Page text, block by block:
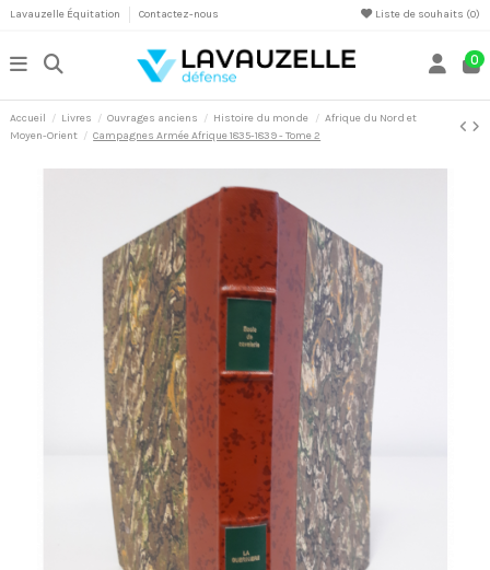
Lavauzelle Équitation Contactez-nous Liste de souhaits (0)
0
Accueil Livres Ouvrages anciens Histoire du monde
Afrique du Nord et
Moyen-Orient
Campagnes Armée Afrique 1835-1839 - Tome 2